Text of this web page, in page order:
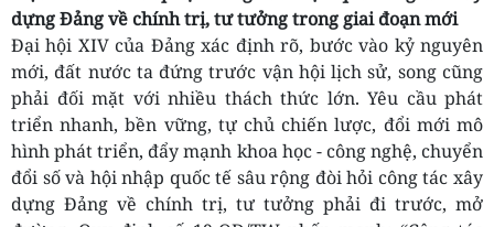
dựng Đảng về chính trị, tư tưởng trong giai đoạn mới
Đại hội XIV của Đảng xác định rõ, bước vào kỷ nguyên
mới, đất nước ta đứng trước vận hội lịch sử, song cũng
phải đối mặt với nhiều thách thức lớn. Yêu cầu phát
triển nhanh, bền vững, tự chủ chiến lược, đổi mới mô
hình phát triển, đẩy mạnh khoa học - công nghệ, chuyển
đổi số và hội nhập quốc tế sâu rộng đòi hỏi công tác xây
dựng Đảng về chính trị, tư tưởng phải đi trước, mở